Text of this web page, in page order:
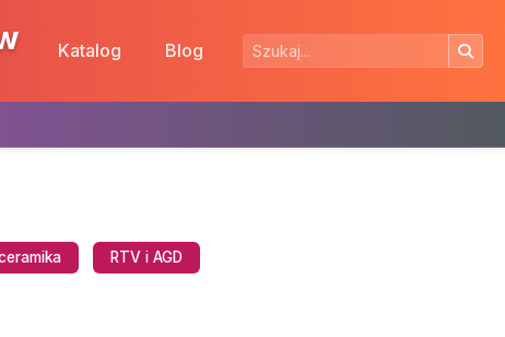
Katalog Blog
RTV i AGD